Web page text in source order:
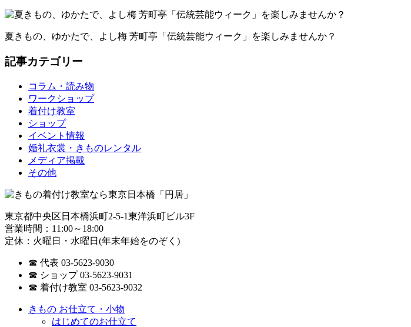
夏きもの、ゆかたで、よし梅 芳町亭「伝統芸能ウィーク」を楽しみませんか？
記事カテゴリー
コラム・読み物
ワークショップ
着付け教室
ショップ
イベント情報
婚礼衣裳・きものレンタル
メディア掲載
その他
東京都中央区日本橋浜町2-5-1東洋浜町ビル3F
営業時間：11:00～18:00
定休：火曜日・水曜日(年末年始をのぞく)
☎ 代表 03-5623-9030
☎ ショップ 03-5623-9031
☎ 着付け教室 03-5623-9032
きもの お仕立て・小物
はじめてのお仕立て